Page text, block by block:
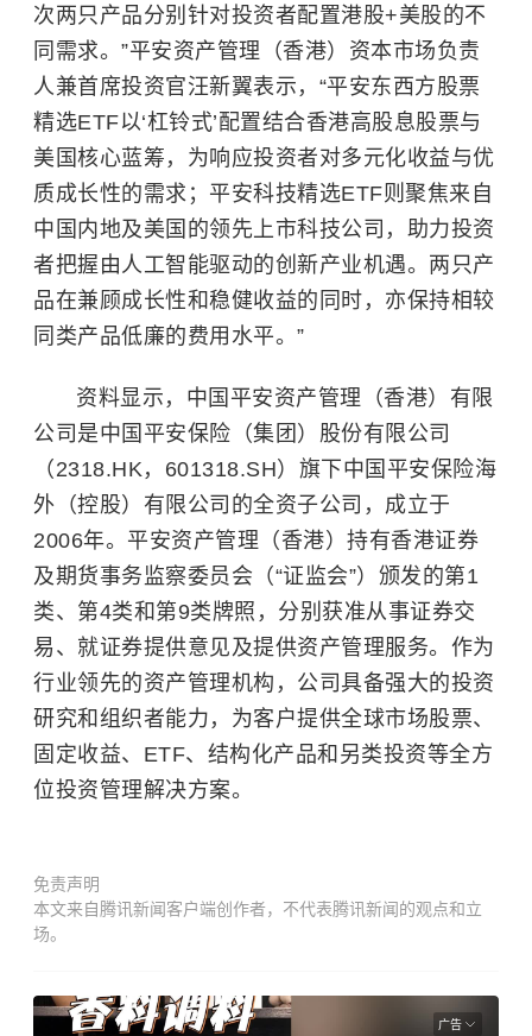
次两只产品分别针对投资者配置港股+美股的不
同需求。”平安资产管理（香港）资本市场负责
人兼首席投资官汪新翼表示，“平安东西方股票
精选ETF以‘杠铃式’配置结合香港高股息股票与
美国核心蓝筹，为响应投资者对多元化收益与优
质成长性的需求；平安科技精选ETF则聚焦来自
中国内地及美国的领先上市科技公司，助力投资
者把握由人工智能驱动的创新产业机遇。两只产
品在兼顾成长性和稳健收益的同时，亦保持相较
同类产品低廉的费用水平。”
资料显示，中国平安资产管理（香港）有限
公司是中国平安保险（集团）股份有限公司
（2318.HK，601318.SH）旗下中国平安保险海
外（控股）有限公司的全资子公司，成立于
2006年。平安资产管理（香港）持有香港证券
及期货事务监察委员会（“证监会”）颁发的第1
类、第4类和第9类牌照，分别获准从事证券交
易、就证券提供意见及提供资产管理服务。作为
行业领先的资产管理机构，公司具备强大的投资
研究和组织者能力，为客户提供全球市场股票、
固定收益、ETF、结构化产品和另类投资等全方
位投资管理解决方案。
免责声明
本文来自腾讯新闻客户端创作者，不代表腾讯新闻的观点和立
场。
广告